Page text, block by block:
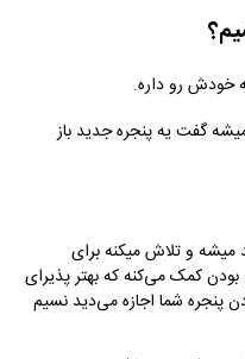
خودش رو داره.
گفت یه پنجره جدید باز
میشه و تلاش میکنه برای
کمک می‌کنه که بهتر پذیرای
پنجره شما اجازه می‌دید نسیم